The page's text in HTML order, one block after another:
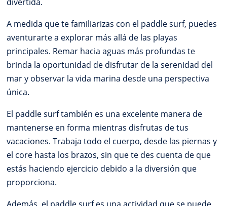
A medida que te familiarizas con el paddle surf, puedes
aventurarte a explorar más allá de las playas
principales. Remar hacia aguas más profundas te
brinda la oportunidad de disfrutar de la serenidad del
mar y observar la vida marina desde una perspectiva
única.
El paddle surf también es una excelente manera de
mantenerse en forma mientras disfrutas de tus
vacaciones. Trabaja todo el cuerpo, desde las piernas y
el core hasta los brazos, sin que te des cuenta de que
estás haciendo ejercicio debido a la diversión que
proporciona.